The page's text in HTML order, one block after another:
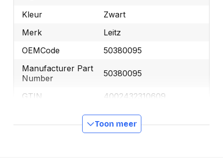
Kleur
Zwart
Merk
Leitz
OEMCode
50380095
Manufacturer Part
Number
50380095
GTIN 4002432310609
Productformaat Toon meer